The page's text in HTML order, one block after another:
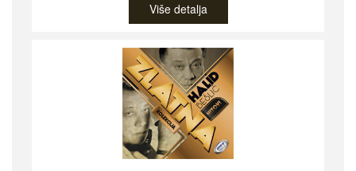
Više detalja